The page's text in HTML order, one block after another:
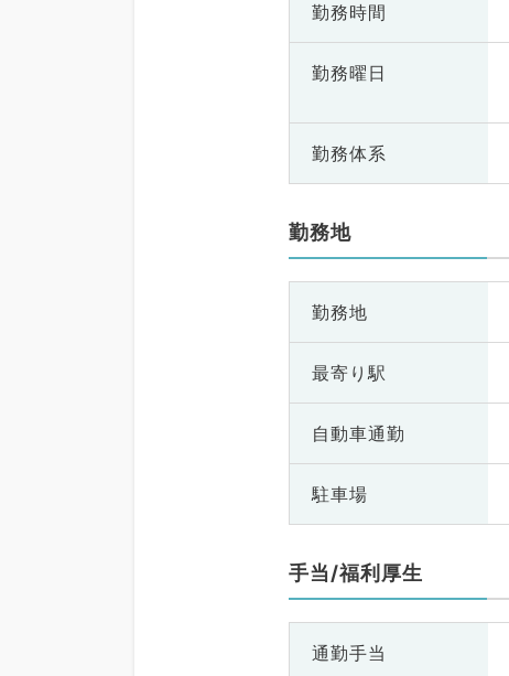
勤務時間
勤務曜日
勤務体系
勤務地
勤務地
最寄り駅
自動車通勤
駐車場
手当/福利厚生
通勤手当